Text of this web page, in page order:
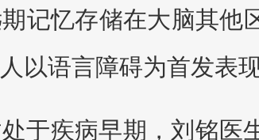
记忆存储在大脑其他
以语言障碍为首发表
于疾病早期，刘铭